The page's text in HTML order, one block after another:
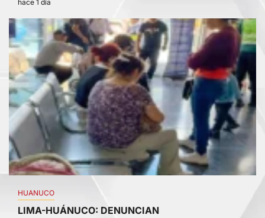
hace 1 día
3
HUANUCO
LIMA-HUÁNUCO: DENUNCIAN